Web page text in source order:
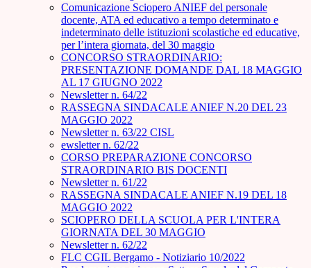
Comunicazione Sciopero ANIEF del personale
docente, ATA ed educativo a tempo determinato e
indeterminato delle istituzioni scolastiche ed educative,
per l’intera giornata, del 30 maggio
CONCORSO STRAORDINARIO:
PRESENTAZIONE DOMANDE DAL 18 MAGGIO
AL 17 GIUGNO 2022
Newsletter n. 64/22
RASSEGNA SINDACALE ANIEF N.20 DEL 23
MAGGIO 2022
Newsletter n. 63/22 CISL
ewsletter n. 62/22
CORSO PREPARAZIONE CONCORSO
STRAORDINARIO BIS DOCENTI
Newsletter n. 61/22
RASSEGNA SINDACALE ANIEF N.19 DEL 18
MAGGIO 2022
SCIOPERO DELLA SCUOLA PER L'INTERA
GIORNATA DEL 30 MAGGIO
Newsletter n. 62/22
FLC CGIL Bergamo - Notiziario 10/2022